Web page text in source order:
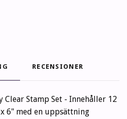
RECENSIONER
Clear Stamp Set - Innehåller 12
6" med en uppsättning